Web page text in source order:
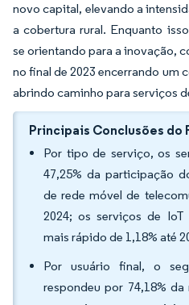
novo capital, elevando a
a cobertura rural. Enquanto
se orientando para a inovação,
no final de 2023 encerrando um
abrindo caminho para serviços
Principais Conclusões do
Por tipo de serviço, os
47,25% da participação
de rede móvel de
2024; os serviços de
mais rápido de 1,18% até
Por usuário final, o
respondeu por 74,18%